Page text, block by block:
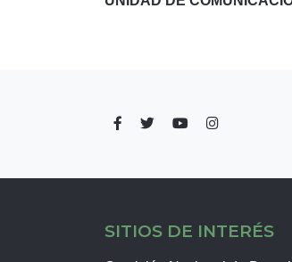
SITIOS DE INTERÉS